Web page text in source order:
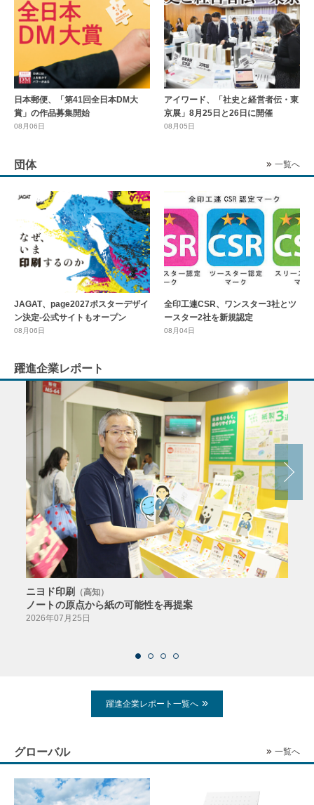
日本郵便、「第41回全日本DM大
賞」の作品募集開始
08月06日
アイワード、「社史と経営者伝・東
京展」8月25日と26日に開催
08月05日
団体 一覧へ
JAGAT、page2027ポスターデザイ
ン決定-公式サイトもオープン
08月06日
全印工連CSR、ワンスター3社とツ
ースター2社を新規認定
08月04日
躍進企業レポート
ニヨド印刷 （高知）
ノートの原点から紙の可能性を再提案
2026年07月25日
躍進企業レポート一覧へ
グローバル 一覧へ